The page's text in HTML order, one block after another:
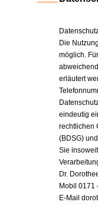
Die
möglich.
erläutert
eindeutig
rechtlichen
(BDSG)
Sie
Dr.
Mobil 0171
E-Mail